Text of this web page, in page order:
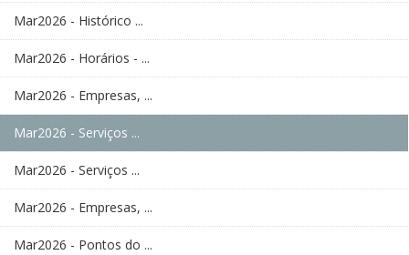
Mar2026 - Histórico ...
Mar2026 - Horários - ...
Mar2026 - Empresas, ...
Mar2026 - Serviços ...
Mar2026 - Serviços ...
Mar2026 - Empresas, ...
Mar2026 - Pontos do ...